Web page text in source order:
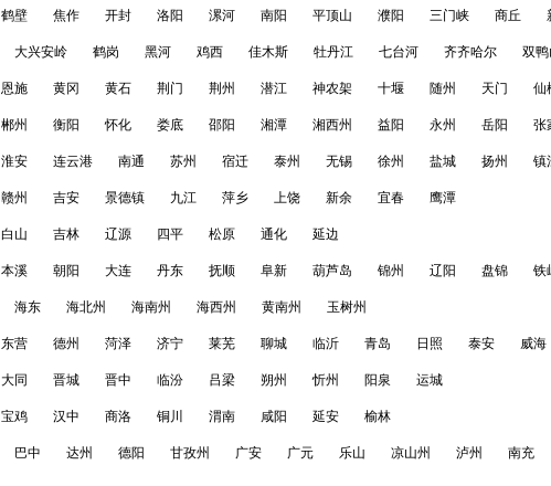
鹤壁 焦作 开封 洛阳 漯河 南阳 平顶山 濮阳 三门峡 商丘
大兴安岭 鹤岗 黑河 鸡西 佳木斯 牡丹江 七台河 齐齐哈尔 双鸭
恩施 黄冈 黄石 荆门 荆州 潜江 神农架 十堰 随州 天门 仙
郴州 衡阳 怀化 娄底 邵阳 湘潭 湘西州 益阳 永州 岳阳 张
淮安 连云港 南通 苏州 宿迁 泰州 无锡 徐州 盐城 扬州 镇
赣州 吉安 景德镇 九江 萍乡 上饶 新余 宜春 鹰潭
白山 吉林 辽源 四平 松原 通化 延边
本溪 朝阳 大连 丹东 抚顺 阜新 葫芦岛 锦州 辽阳 盘锦 铁
海东 海北州 海南州 海西州 黄南州 玉树州
东营 德州 菏泽 济宁 莱芜 聊城 临沂 青岛 日照 泰安 威海
大同 晋城 晋中 临汾 吕梁 朔州 忻州 阳泉 运城
宝鸡 汉中 商洛 铜川 渭南 咸阳 延安 榆林
巴中 达州 德阳 甘孜州 广安 广元 乐山 凉山州 泸州 南充